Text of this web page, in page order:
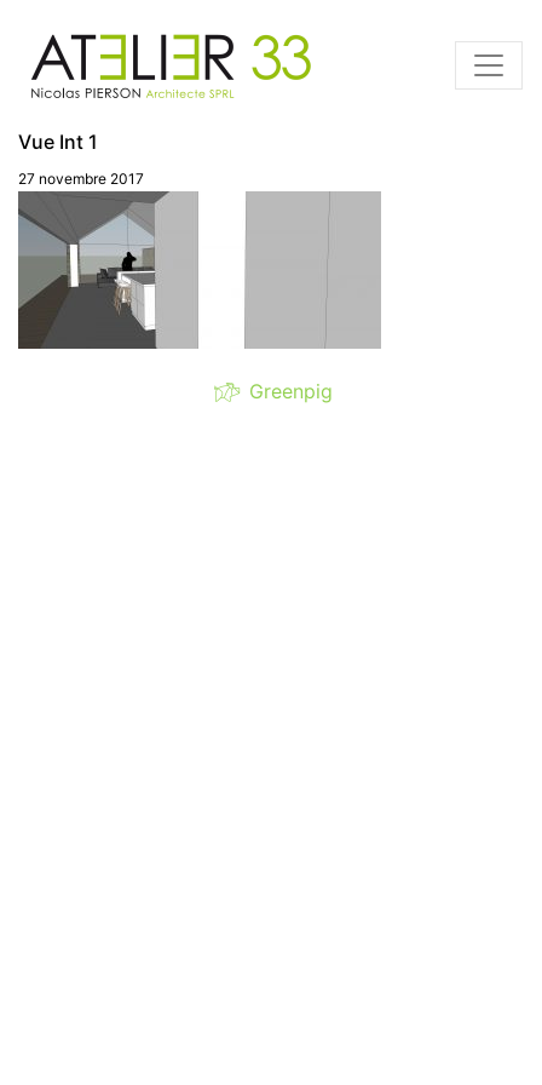
Vue Int 1
27 novembre 2017
Greenpig